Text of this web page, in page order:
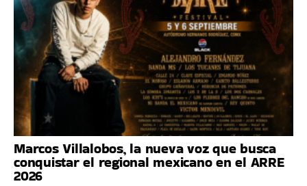
Marcos Villalobos, la nueva voz que busca
conquistar el regional mexicano en el ARRE
2026